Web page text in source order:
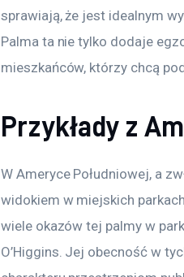
sprawiają, że jest idealnym
Palma ta nie tylko dodaje
mieszkańców, którzy chcą
Przykłady z
W Ameryce Południowej, a
widokiem w miejskich
wiele okazów tej palmy w
O’Higgins. Jej obecność w